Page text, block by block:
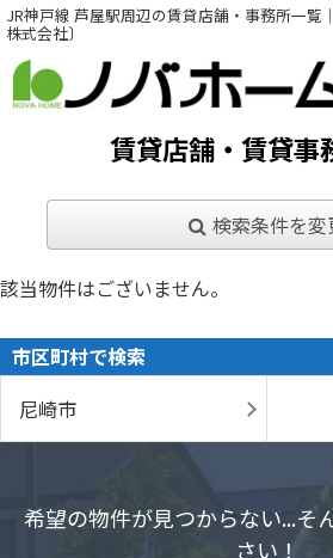
JR神戸線 芦屋駅周辺の賃貸店舗・事務所一覧
株式会社〕
賃貸店舗・賃貸事
検索条件を変
該当物件はございません。
市区町村で検索
尼崎市
希望の物件が見つからない...そ
さい！